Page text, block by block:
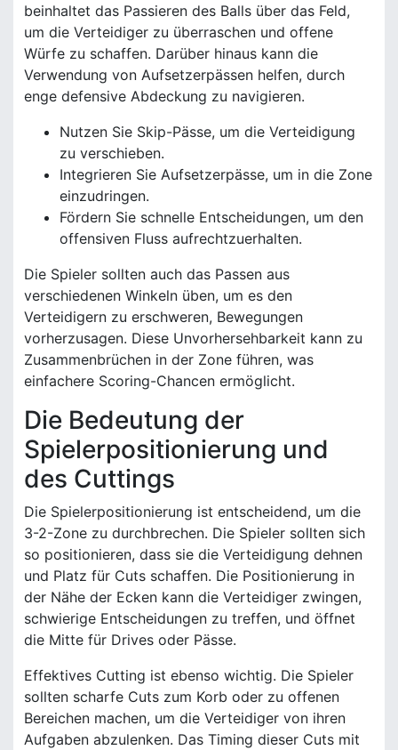
beinhaltet das Passieren des Balls über das Feld,
um die Verteidiger zu überraschen und offene
Würfe zu schaffen. Darüber hinaus kann die
Verwendung von Aufsetzerpässen helfen, durch
enge defensive Abdeckung zu navigieren.
Nutzen Sie Skip-Pässe, um die Verteidigung
zu verschieben.
Integrieren Sie Aufsetzerpässe, um in die Zone
einzudringen.
Fördern Sie schnelle Entscheidungen, um den
offensiven Fluss aufrechtzuerhalten.
Die Spieler sollten auch das Passen aus
verschiedenen Winkeln üben, um es den
Verteidigern zu erschweren, Bewegungen
vorherzusagen. Diese Unvorhersehbarkeit kann zu
Zusammenbrüchen in der Zone führen, was
einfachere Scoring-Chancen ermöglicht.
Die Bedeutung der
Spielerpositionierung und
des Cuttings
Die Spielerpositionierung ist entscheidend, um die
3-2-Zone zu durchbrechen. Die Spieler sollten sich
so positionieren, dass sie die Verteidigung dehnen
und Platz für Cuts schaffen. Die Positionierung in
der Nähe der Ecken kann die Verteidiger zwingen,
schwierige Entscheidungen zu treffen, und öffnet
die Mitte für Drives oder Pässe.
Effektives Cutting ist ebenso wichtig. Die Spieler
sollten scharfe Cuts zum Korb oder zu offenen
Bereichen machen, um die Verteidiger von ihren
Aufgaben abzulenken. Das Timing dieser Cuts mit